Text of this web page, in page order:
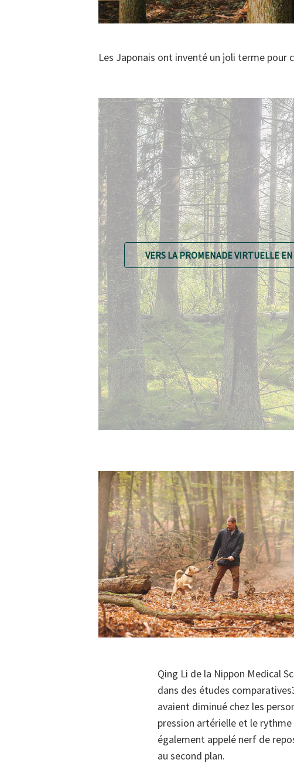
Les Japonais ont inventé un joli terme pour
VERS LA PROMENADE VIRTUELLE
Qing Li de la Nippon Medical
dans des études
avaient diminué chez les
pression artérielle et le
également appelé nerf de
au second plan.